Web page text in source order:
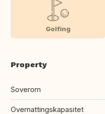
Golfing
Property
Soverom
Overnattingskapasitet